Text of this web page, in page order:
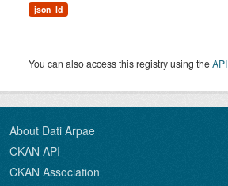
json_ld
You can also access this registry using theAPI
About Dati Arpae
CKAN API
CKAN Association